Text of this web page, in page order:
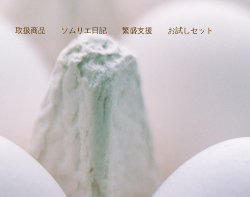
取扱商品 ソムリエ日記 繁盛支援 お試しセット